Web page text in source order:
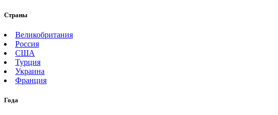
Страны
Великобритания
Россия
США
Турция
Украина
Франция
Года